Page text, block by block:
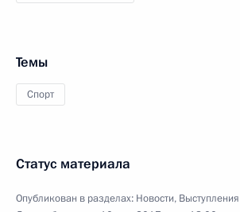
Темы
Спорт
Статус материала
Опубликован в разделах: Новости,